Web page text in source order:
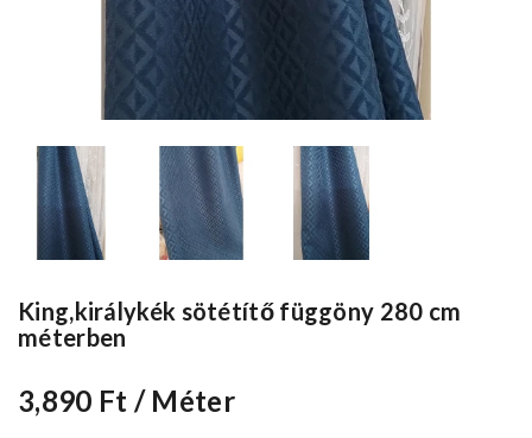
King,királykék sötétítő függöny 280 cm
méterben
3,890 Ft / Méter